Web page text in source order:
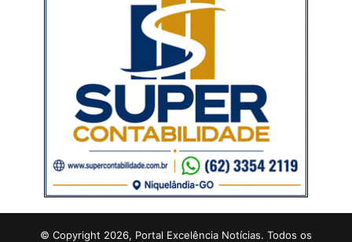
© Copyright 2026, Portal Excelência Notícias. Todos os